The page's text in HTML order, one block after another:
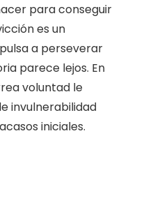
para conseguir
es un
a perseverar
parece lejos. En
voluntad le
invulnerabilidad
iniciales.